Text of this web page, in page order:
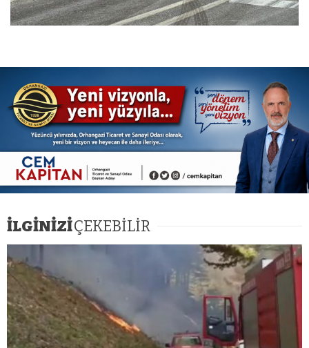
İLGİNİZİÇEKEBİLİR